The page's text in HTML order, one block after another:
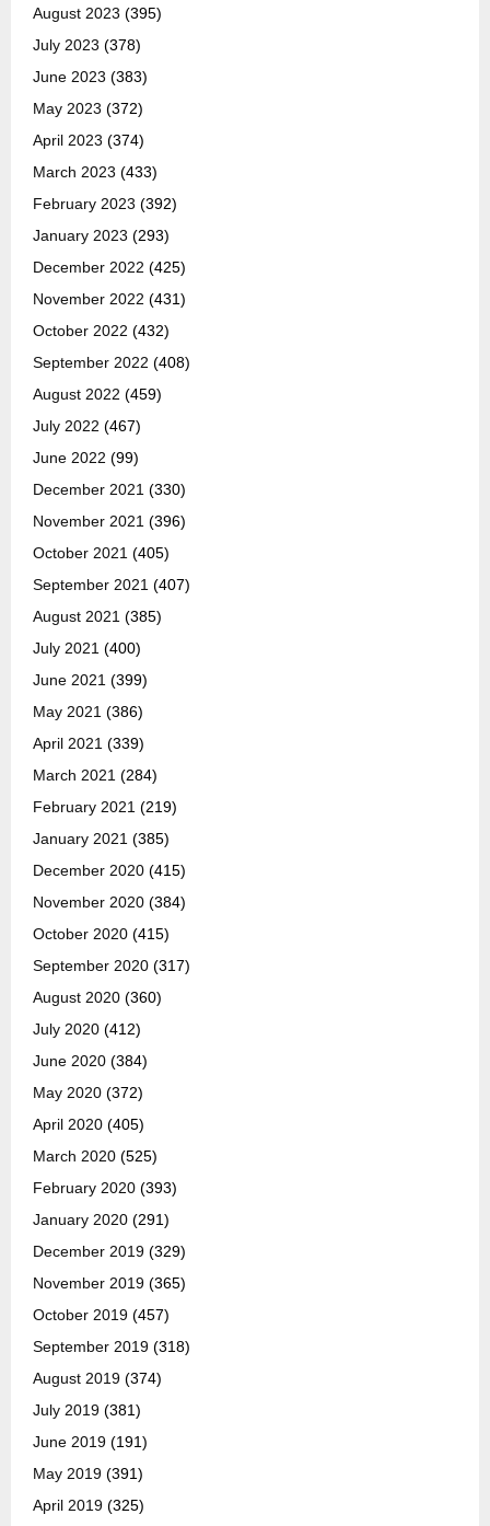
August 2023 (395)
July 2023 (378)
June 2023 (383)
May 2023 (372)
April 2023 (374)
March 2023 (433)
February 2023 (392)
January 2023 (293)
December 2022 (425)
November 2022 (431)
October 2022 (432)
September 2022 (408)
August 2022 (459)
July 2022 (467)
June 2022 (99)
December 2021 (330)
November 2021 (396)
October 2021 (405)
September 2021 (407)
August 2021 (385)
July 2021 (400)
June 2021 (399)
May 2021 (386)
April 2021 (339)
March 2021 (284)
February 2021 (219)
January 2021 (385)
December 2020 (415)
November 2020 (384)
October 2020 (415)
September 2020 (317)
August 2020 (360)
July 2020 (412)
June 2020 (384)
May 2020 (372)
April 2020 (405)
March 2020 (525)
February 2020 (393)
January 2020 (291)
December 2019 (329)
November 2019 (365)
October 2019 (457)
September 2019 (318)
August 2019 (374)
July 2019 (381)
June 2019 (191)
May 2019 (391)
April 2019 (325)